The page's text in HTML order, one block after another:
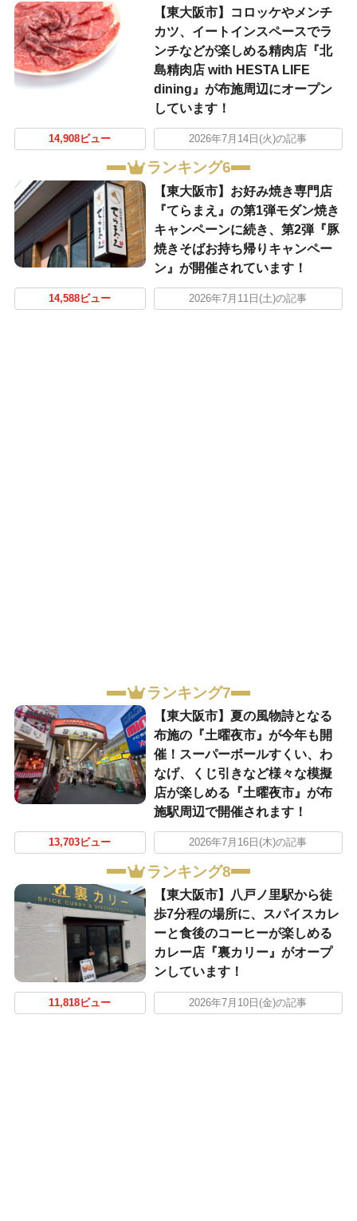
【東大阪市】コロッケやメンチ
カツ、イートインスペースでラ
ンチなどが楽しめる精肉店『北
島精肉店 with HESTA LIFE
dining』が布施周辺にオープン
しています！
14,908ビュー 2026年7月14日(火)の記事
ランキング6
【東大阪市】お好み焼き専門店
『てらまえ』の第1弾モダン焼き
キャンペーンに続き、第2弾『豚
焼きそばお持ち帰りキャンペー
ン』が開催されています！
14,588ビュー 2026年7月11日(土)の記事
ランキング7
【東大阪市】夏の風物詩となる
布施の『土曜夜市』が今年も開
催！スーパーボールすくい、わ
なげ、くじ引きなど様々な模擬
店が楽しめる『土曜夜市』が布
施駅周辺で開催されます！
13,703ビュー 2026年7月16日(木)の記事
ランキング8
【東大阪市】八戸ノ里駅から徒
歩7分程の場所に、スパイスカレ
ーと食後のコーヒーが楽しめる
カレー店『裏カリー』がオープ
ンしています！
11,818ビュー 2026年7月10日(金)の記事